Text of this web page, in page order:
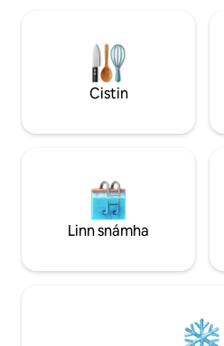
as an aigéan gan teorainn.
deara go bhfuil beáir agus
díreach faoin réadmhaoin agus go
bhféadfadh sé a bheith an-
Cistin
Linn snámha